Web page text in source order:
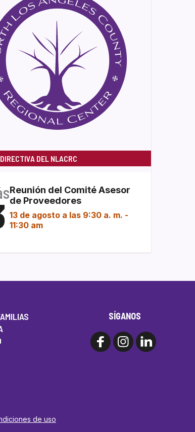
DEL NLACRC
Reunión del Comité Asesor
de Proveedores
13 de agosto a las 9:30 a. m. -
11:30 am
de uso
SÍGANOS